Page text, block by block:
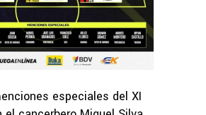
especiales del XI